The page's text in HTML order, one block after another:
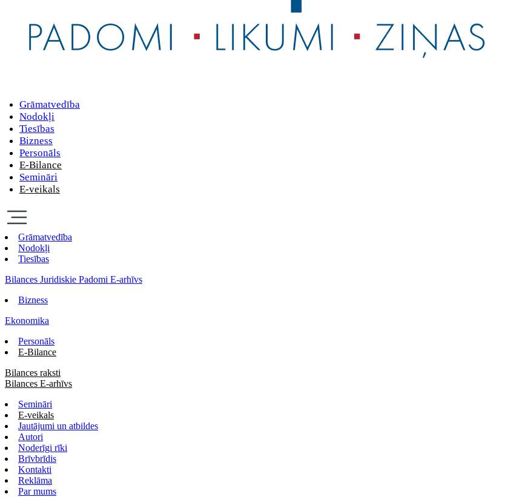
Grāmatvedība
Nodokļi
Tiesības
Bizness
Personāls
E-Bilance
Semināri
E-veikals
Grāmatvedība
Nodokļi
Tiesības
Bilances Juridiskie Padomi E-arhīvs
Bizness
Ekonomika
Personāls
E-Bilance
Bilances raksti
Bilances E-arhīvs
Semināri
E-veikals
Jautājumi un atbildes
Autori
Noderīgi rīki
Brīvbrīdis
Kontakti
Reklāma
Par mums